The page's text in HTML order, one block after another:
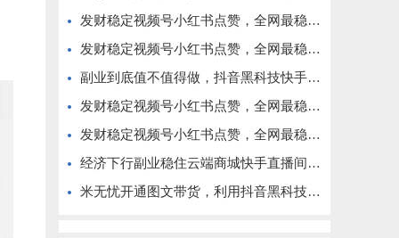
发财稳定视频号小红书点赞，全网最稳定绿色的项目，价格拉满的哦
发财稳定视频号小红书点赞，全网最稳定绿色的项目，今年再加油
副业到底值不值得做，抖音黑科技快手上人涨粉云端商城真能逆袭赚钱
发财稳定视频号小红书点赞，全网最稳定绿色的项目，完美来拉新
发财稳定视频号小红书点赞，全网最稳定绿色的项目，完全自动了
经济下行副业稳住云端商城快手直播间挂铁涨粉丝抖音黑科技实操
米无忧开通图文带货，利用抖音黑科技商城快速涨粉1000+，单日变现2W！